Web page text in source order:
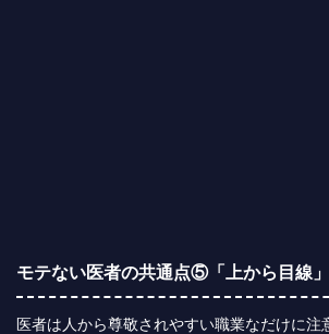
モテない医者の共通点⑤「上から目線」
医者は人から尊敬されやすい職業なだけに注